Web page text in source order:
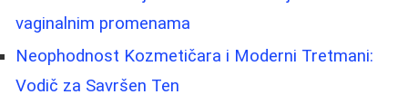
vaginalnim promenama
Neophodnost Kozmetičara i Moderni Tretmani:
Vodič za Savršen Ten